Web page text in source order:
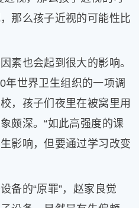
那么孩子近视的可能性比
素也会起到很大的影响。
年世界卫生组织的一项调
，孩子们夜里在被窝里用
颇深。“如此高强度的课
影响，但要通过学习改变
备的“原罪”，赵家良觉